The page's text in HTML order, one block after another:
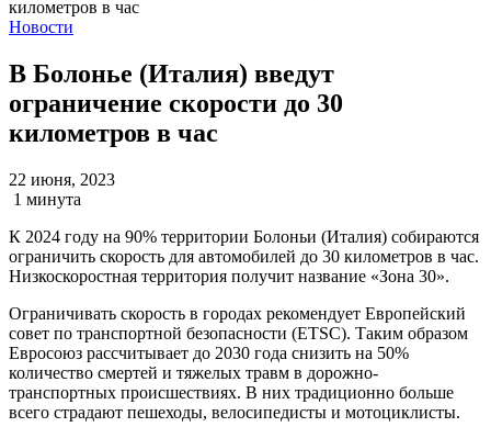
Новости
В Болонье (Италия) введут
ограничение скорости до 30
километров в час
22 июня, 2023
1 минута
К 2024 году на 90% территории Болоньи (Италия) собираются
ограничить скорость для автомобилей до 30 километров в час.
Низкоскоростная территория получит название «Зона 30».
Ограничивать скорость в городах рекомендует Европейский
совет по транспортной безопасности (ETSC). Таким образом
Евросоюз рассчитывает до 2030 года снизить на 50%
количество смертей и тяжелых травм в дорожно-
транспортных происшествиях. В них традиционно больше
всего страдают пешеходы, велосипедисты и мотоциклисты.